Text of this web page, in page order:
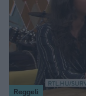
Reggeli